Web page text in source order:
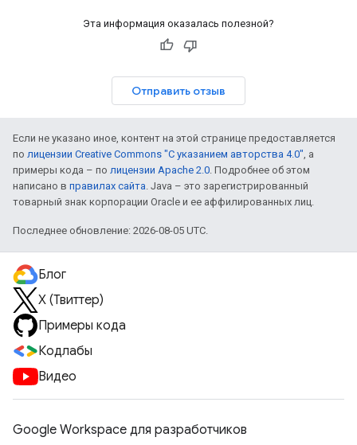
Эта информация оказалась полезной?
Отправить отзыв
Если не указано иное, контент на этой странице предоставляется
по лицензии Creative Commons "С указанием авторства 4.0", а
примеры кода – по лицензии Apache 2.0. Подробнее об этом
написано в правилах сайта. Java – это зарегистрированный
товарный знак корпорации Oracle и ее аффилированных лиц.
Последнее обновление: 2026-08-05 UTC.
Блог
X (Твиттер)
Примеры кода
Кодлабы
Видео
Google Workspace для разработчиков